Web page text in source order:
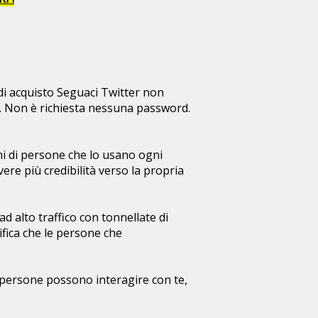
acquisto Seguaci Twitter non
è richiesta nessuna password.
persone che lo usano ogni
più credibilità verso la propria
alto traffico con tonnellate di
che le persone che
possono interagire con te,